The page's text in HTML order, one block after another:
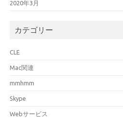
2020年3月
カテゴリー
CLE
Mac関連
mmhmm
Skype
Webサービス